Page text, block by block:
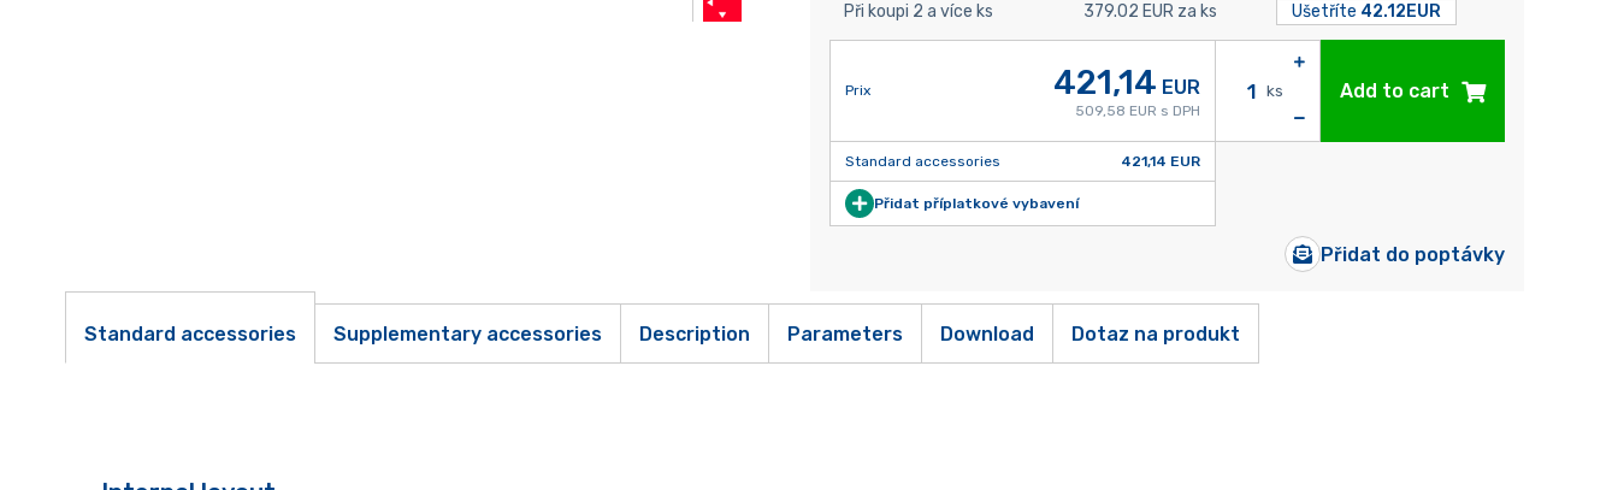
Při koupi 2 a více ks
379.02 EUR za ks Ušetříte 42.12EUR
Prix 421,14 EUR
509,58 EUR s DPH
Standard accessories 421,14 EUR
Přidat příplatkové vybavení
ks Add to cart
Přidat do poptávky
Standard accessories Supplementary accessories Description Parameters Download Dotaz na produkt